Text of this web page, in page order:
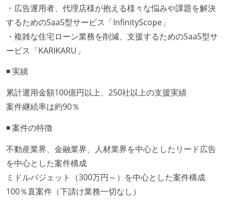
・広告運用者、代理店様が抱える様々な悩みや課題を解決
するためのSaaS型サービス「InfinityScope」
・複雑な住宅ローン業務を削減、支援するためのSaaS型サ
ービス「KARIKARU」
◾️ 実績
累計運用金額100億円以上、250社以上の支援実績
案件継続率は約90％
◾️ 案件の特徴
不動産業界、金融業界、人材業界を中心としたリード広告
を中心とした案件構成
ミドルバジェット（300万円～）を中心とした案件構成
100％直案件（下請け業務一切なし）